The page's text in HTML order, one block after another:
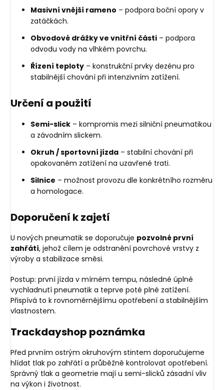
Masivní vnější rameno – podpora boční opory v
zatáčkách.
Obvodové drážky ve vnitřní části – podpora
odvodu vody na vlhkém povrchu.
Řízení teploty – konstrukční prvky dezénu pro
stabilnější chování při intenzivním zatížení.
Určení a použití
Semi-slick – kompromis mezi silniční pneumatikou
a závodním slickem.
Okruh / sportovní jízda – stabilní chování při
opakovaném zatížení na uzavřené trati.
Silnice – možnost provozu dle konkrétního rozměru
a homologace.
Doporučení k zajetí
U nových pneumatik se doporučuje pozvolné první
zahřátí, jehož cílem je odstranění povrchové vrstvy z
výroby a stabilizace směsi.
Postup: první jízda v mírném tempu, následné úplné
vychladnutí pneumatik a teprve poté plné zatížení.
Přispívá to k rovnoměrnějšímu opotřebení a stabilnějším
vlastnostem.
Trackdayshop poznámka
Před prvním ostrým okruhovým stintem doporučujeme
hlídat tlak po zahřátí a průběžně kontrolovat opotřebení.
Správný tlak a geometrie mají u semi-slicků zásadní vliv
na výkon i životnost.